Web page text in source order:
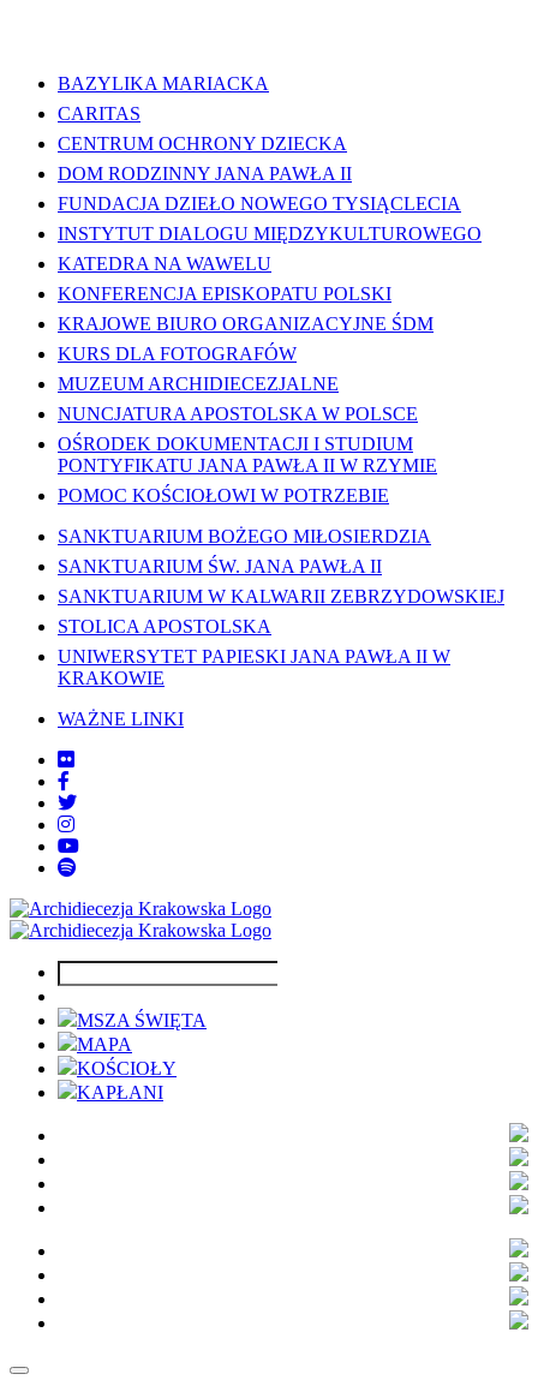
BAZYLIKA MARIACKA
CARITAS
CENTRUM OCHRONY DZIECKA
DOM RODZINNY JANA PAWŁA II
FUNDACJA DZIEŁO NOWEGO TYSIĄCLECIA
INSTYTUT DIALOGU MIĘDZYKULTUROWEGO
KATEDRA NA WAWELU
KONFERENCJA EPISKOPATU POLSKI
KRAJOWE BIURO ORGANIZACYJNE ŚDM
KURS DLA FOTOGRAFÓW
MUZEUM ARCHIDIECEZJALNE
NUNCJATURA APOSTOLSKA W POLSCE
OŚRODEK DOKUMENTACJI I STUDIUM
PONTYFIKATU JANA PAWŁA II W RZYMIE
POMOC KOŚCIOŁOWI W POTRZEBIE
SANKTUARIUM BOŻEGO MIŁOSIERDZIA
SANKTUARIUM ŚW. JANA PAWŁA II
SANKTUARIUM W KALWARII ZEBRZYDOWSKIEJ
STOLICA APOSTOLSKA
UNIWERSYTET PAPIESKI JANA PAWŁA II W
KRAKOWIE
WAŻNE LINKI
MSZA ŚWIĘTA
MAPA
KOŚCIOŁY
KAPŁANI